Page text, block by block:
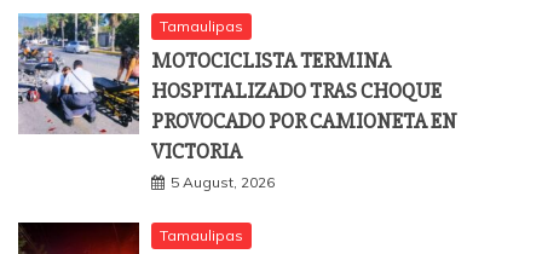
Tamaulipas
MOTOCICLISTA TERMINA
HOSPITALIZADO TRAS CHOQUE
PROVOCADO POR CAMIONETA EN
VICTORIA
5 August, 2026
Tamaulipas